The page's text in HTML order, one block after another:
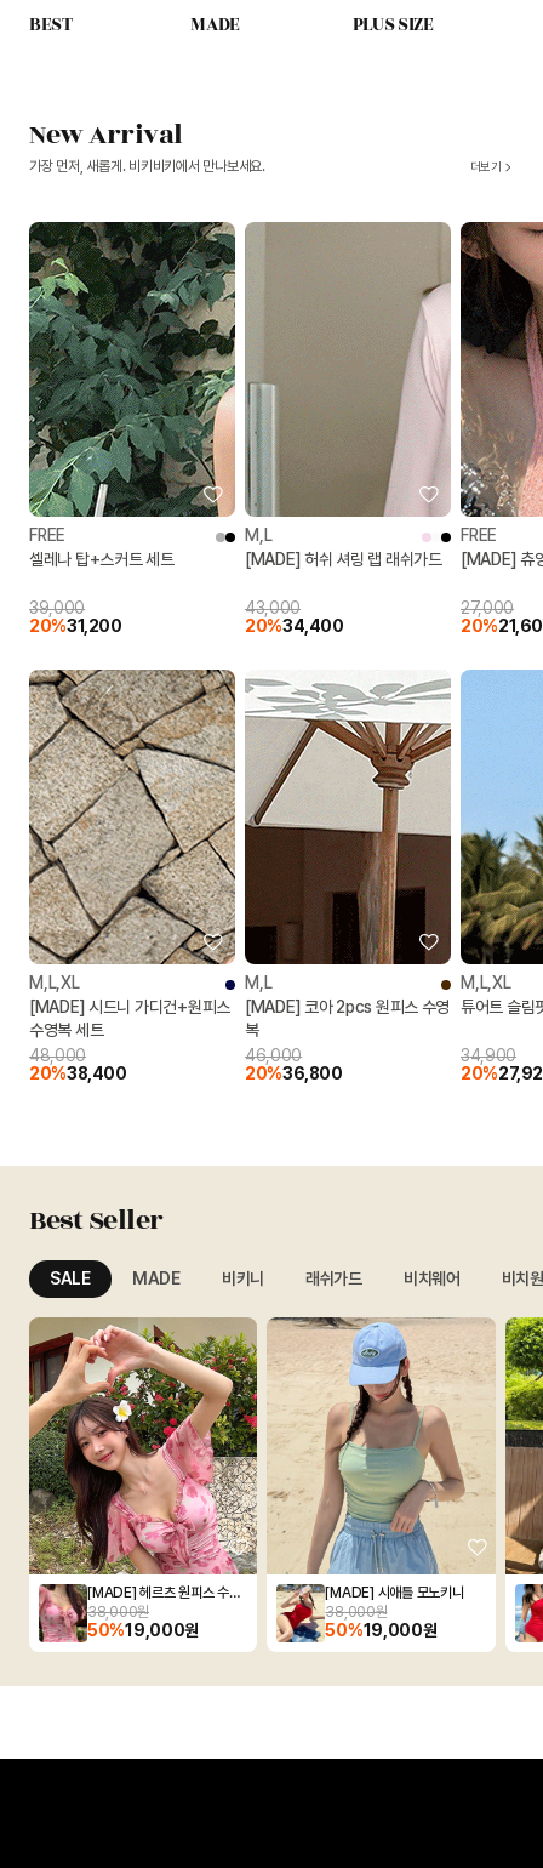
BEST MADE PLUS SIZE
New Arrival
가장 먼저, 새롭게. 비키비키에서 만나보세요. 더보기
FREE
셀레나 탑+스커트 세트
39,000
20%31,200
M,L,XL
[MADE] 시드니 가디건+원피스
수영복 세트
48,000
20%38,400
M,L
[MADE] 허쉬 셔링 랩 래쉬가드
43,000
20%34,400
M,L
[MADE] 코아 2pcs 원피스 수영
복
46,000
20%36,800
FREE
[MADE] 츄
27,000
20%
M,L,XL
튜어트 슬림
34,900
20%
Best Seller
SALE MADE 비키니 래쉬가드 비치웨어 비치
[MADE] 헤르츠 원피스 수영복
38,000원
50%19,000원
[MADE] 시애틀 모노키니
38,000원
50%19,000원